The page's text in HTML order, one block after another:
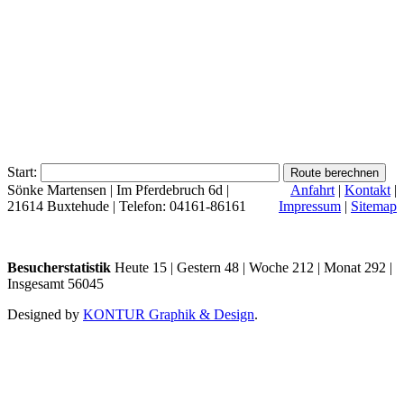
Start:
Sönke Martensen | Im Pferdebruch 6d |
21614 Buxtehude | Telefon: 04161-86161
Anfahrt | Kontakt |
Impressum | Sitemap
Besucherstatistik Heute 15 | Gestern 48 | Woche 212 | Monat 292 |
Insgesamt 56045
Designed by KONTUR Graphik & Design.